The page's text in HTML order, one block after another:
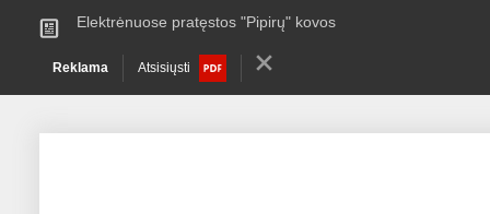
Elektrėnuose pratęstos "Pipirų" kovos
Reklama Atsisiųsti